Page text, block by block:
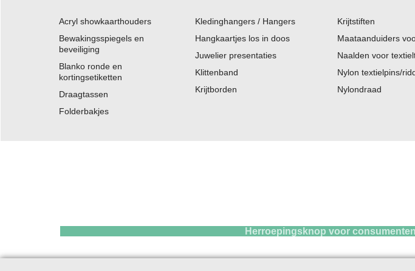
Acryl showkaarthouders
Bewakingsspiegels en
beveiliging
Blanko ronde en
kortingsetiketten
Draagtassen
Folderbakjes
Kledinghangers / Hangers
Hangkaartjes los in doos
Juwelier presentaties
Klittenband
Krijtborden
Krijtstiften
Maataanduiders
Naalden voor
Nylon textielpins/
Nylondraad
Herroepingsknop voor